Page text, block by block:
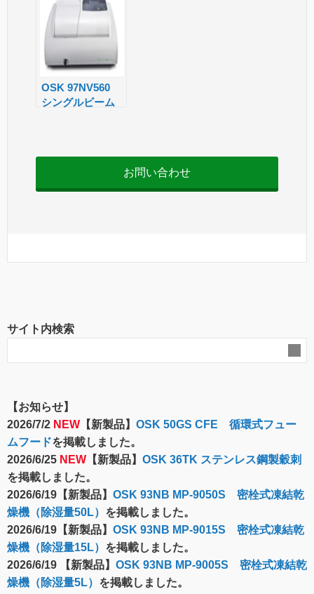
OSK 97NV560
シングルビーム
お問い合わせ
サイト内検索
【お知らせ】
2026/7/2 NEW 【新製品】 OSK 50GS CFE 循環式フュー
ムフードを掲載しました。
2026/6/25 NEW 【新製品】 OSK 36TK ステンレス鋼製穀刺
を掲載しました。
2026/6/19【新製品】 OSK 93NB MP-9050S 密栓式凍結乾
燥機（除湿量50L） を掲載しました。
2026/6/19【新製品】 OSK 93NB MP-9015S 密栓式凍結乾
燥機（除湿量15L） を掲載しました。
2026/6/19 【新製品】 OSK 93NB MP-9005S 密栓式凍結乾
燥機（除湿量5L） を掲載しました。